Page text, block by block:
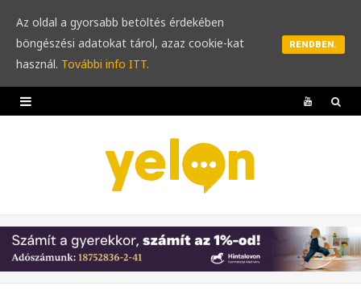
Y
u
b
e
Az oldal a gyorsabb betöltés érdekében
böngészési adatokat tárol, azaz cookie-kat
használ. További info ITT.
RENDBEN.